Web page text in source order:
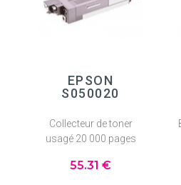
EPSON
S050020
Collecteur de toner
usagé 20 000 pages
55.31 €